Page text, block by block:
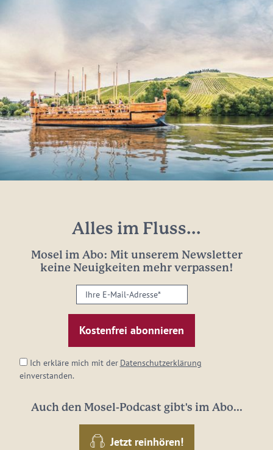
Alles im Fluss...
Mosel im Abo: Mit unserem Newsletter
keine Neuigkeiten mehr verpassen!
Ihre
E-
Mail-
Adresse:
Ich erkläre mich mit der Datenschutzerklärung
einverstanden.
Auch den Mosel-Podcast gibt's im Abo...
Jetzt reinhören!